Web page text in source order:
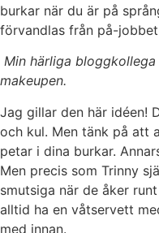
burkar när du är på
förvandlas från på-
Min härliga
makeupen.
Jag gillar den här idéen!
och kul. Men tänk på att
petar i dina burkar.
Men precis som Trinny
smutsiga när de åker
alltid ha en våtservett
med innan.